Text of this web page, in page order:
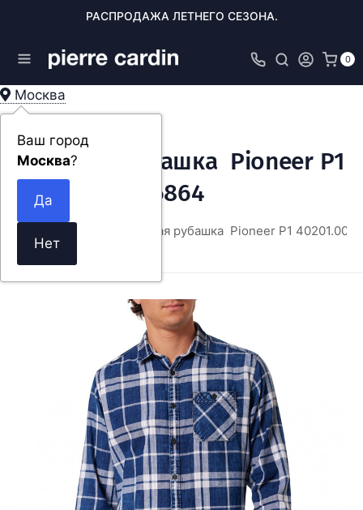
РАСПРОДАЖА ЛЕТНЕГО СЕЗОНА.
0
Москва
Ваш город
Москва?
Мужская рубашка Pioneer P1
40201.0000/6864
Мужская рубашка Pioneer P1